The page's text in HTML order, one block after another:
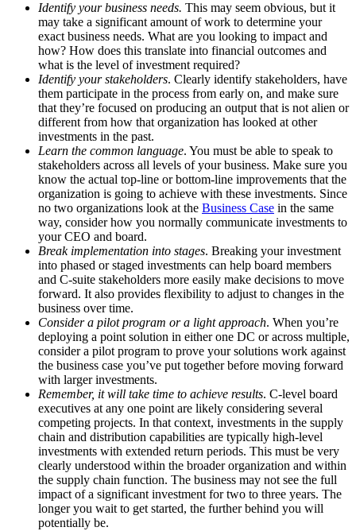
Identify your business needs. This may seem obvious, but it
may take a significant amount of work to determine your
exact business needs. What are you looking to impact and
how? How does this translate into financial outcomes and
what is the level of investment required?
Identify your stakeholders. Clearly identify stakeholders, have
them participate in the process from early on, and make sure
that they’re focused on producing an output that is not alien or
different from how that organization has looked at other
investments in the past.
Learn the common language. You must be able to speak to
stakeholders across all levels of your business. Make sure you
know the actual top-line or bottom-line improvements that the
organization is going to achieve with these investments. Since
no two organizations look at the Business Case in the same
way, consider how you normally communicate investments to
your CEO and board.
Break implementation into stages. Breaking your investment
into phased or staged investments can help board members
and C-suite stakeholders more easily make decisions to move
forward. It also provides flexibility to adjust to changes in the
business over time.
Consider a pilot program or a light approach. When you’re
deploying a point solution in either one DC or across multiple,
consider a pilot program to prove your solutions work against
the business case you’ve put together before moving forward
with larger investments.
Remember, it will take time to achieve results. C-level board
executives at any one point are likely considering several
competing projects. In that context, investments in the supply
chain and distribution capabilities are typically high-level
investments with extended return periods. This must be very
clearly understood within the broader organization and within
the supply chain function. The business may not see the full
impact of a significant investment for two to three years. The
longer you wait to get started, the further behind you will
potentially be.